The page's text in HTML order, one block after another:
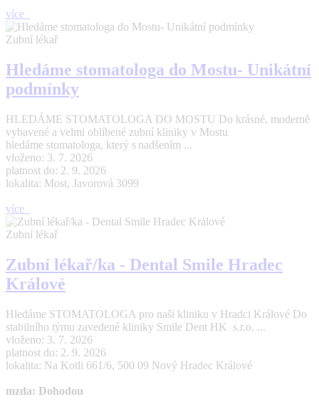
více
Zubní lékař
Hledáme stomatologa do Mostu- Unikátní
podmínky
HLEDÁME STOMATOLOGA DO MOSTU Do krásné, moderně
vybavené a velmi oblíbené zubní kliniky v Mostu
hledáme stomatologa, který s nadšením ...
vloženo: 3. 7. 2026
platnost do: 2. 9. 2026
lokalita: Most, Javorová 3099
více
Zubní lékař
Zubní lékař/ka - Dental Smile Hradec
Králové
Hledáme STOMATOLOGA pro naši kliniku v Hradci Králové Do
stabilního týmu zavedené kliniky Smile Dent HK s.r.o. ...
vloženo: 3. 7. 2026
platnost do: 2. 9. 2026
lokalita: Na Kotli 661/6, 500 09 Nový Hradec Králové
mzda: Dohodou